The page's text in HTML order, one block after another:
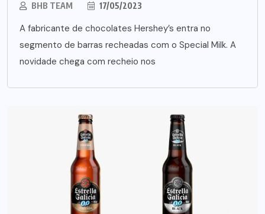
BHB TEAM 17/05/2023
A fabricante de chocolates Hershey’s entra no
segmento de barras recheadas com o Special Milk. A
novidade chega com recheio nos